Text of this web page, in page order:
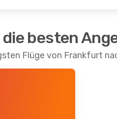
besten
Flüge von Frankfurt